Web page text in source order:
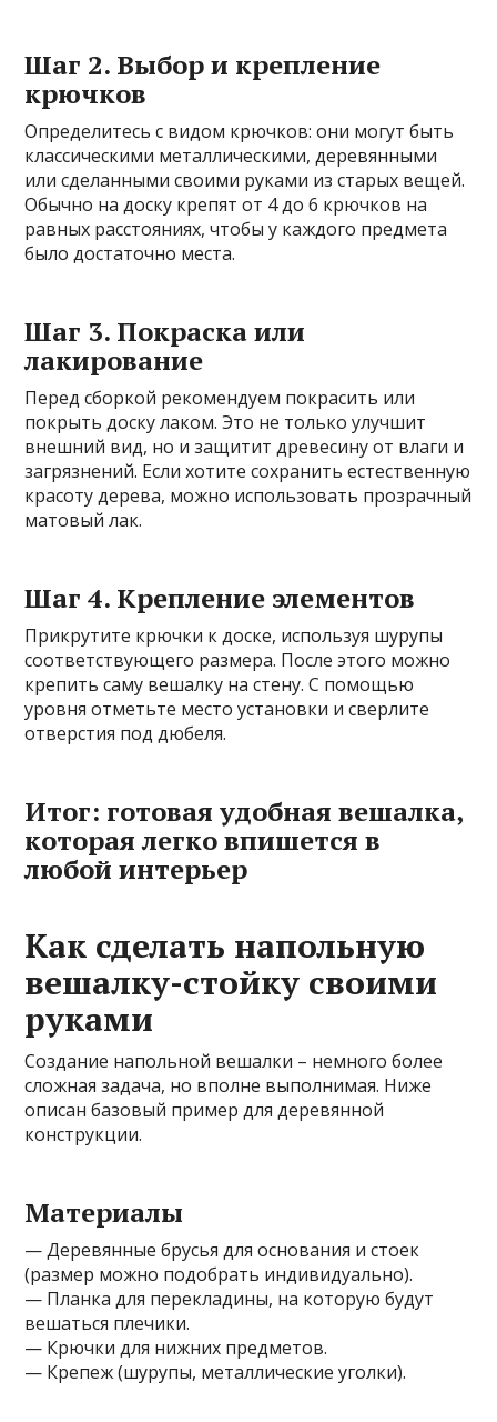
Шаг 2. Выбор и крепление
крючков
Определитесь с видом крючков: они могут быть
классическими металлическими, деревянными
или сделанными своими руками из старых вещей.
Обычно на доску крепят от 4 до 6 крючков на
равных расстояниях, чтобы у каждого предмета
было достаточно места.
Шаг 3. Покраска или
лакирование
Перед сборкой рекомендуем покрасить или
покрыть доску лаком. Это не только улучшит
внешний вид, но и защитит древесину от влаги и
загрязнений. Если хотите сохранить естественную
красоту дерева, можно использовать прозрачный
матовый лак.
Шаг 4. Крепление элементов
Прикрутите крючки к доске, используя шурупы
соответствующего размера. После этого можно
крепить саму вешалку на стену. С помощью
уровня отметьте место установки и сверлите
отверстия под дюбеля.
Итог: готовая удобная вешалка,
которая легко впишется в
любой интерьер
Как сделать напольную
вешалку-стойку своими
руками
Создание напольной вешалки – немного более
сложная задача, но вполне выполнимая. Ниже
описан базовый пример для деревянной
конструкции.
Материалы
— Деревянные брусья для основания и стоек
(размер можно подобрать индивидуально).
— Планка для перекладины, на которую будут
вешаться плечики.
— Крючки для нижних предметов.
— Крепеж (шурупы, металлические уголки).